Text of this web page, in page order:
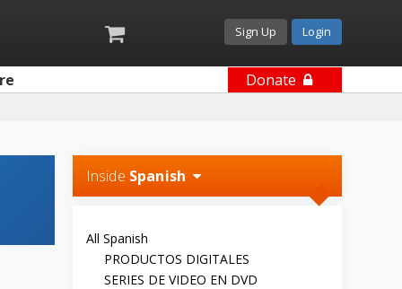
Sign Up Login
Donate
Inside Spanish
All Spanish
PRODUCTOS DIGITALES
SERIES DE VIDEO EN DVD